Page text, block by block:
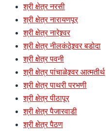
श्री क्षेत्र नरसी
श्री क्षेत्र नारायणपूर
श्री क्षेत्र नारेश्र्वर
श्री क्षेत्र नीलकंठेश्र्वर बडोदा
श्री क्षेत्र पवनी
श्री क्षेत्र पांचाळेश्र्वर आत्मतीर्थ
श्री क्षेत्र पाथरी परभणी
श्री क्षेत्र पीठापूर
श्री क्षेत्र पैजारवाडी
श्री क्षेत्र पैठण